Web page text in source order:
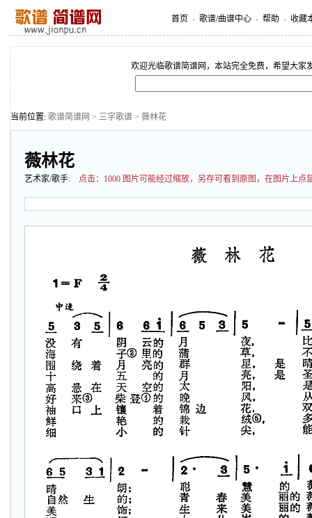
首页 - 歌谱/曲谱中心 - 帮助 - 收藏
欢迎光临歌谱简谱网，本站完全免费，希望大家
当前位置: 歌谱简谱网 > 三字歌谱 > 薇林花
薇林花
艺术家/歌手: 点击： 1000 图片可能经过缩放，另存可看到原图，在图片上